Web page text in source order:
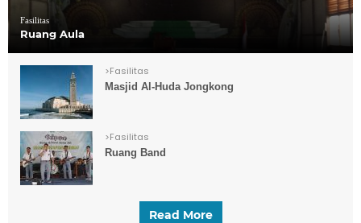
Fasilitas
Ruang Aula
>Fasilitas
Masjid Al-Huda Jongkong
>Fasilitas
Ruang Band
Read More